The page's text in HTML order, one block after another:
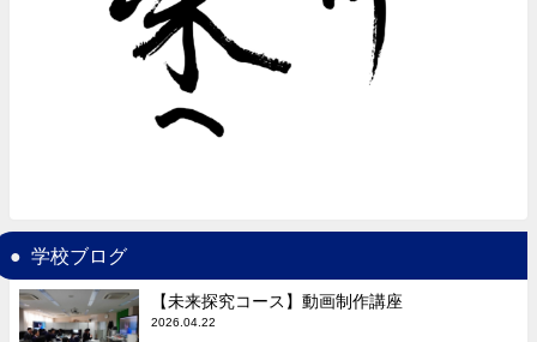
学校ブログ
【未来探究コース】動画制作講座
2026.04.22